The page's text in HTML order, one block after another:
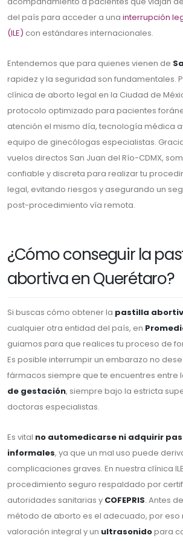
del país para acceder a una interrupción
(ILE) con estándares internacionales.
Entendemos que para quienes vienen de
rapidez y la seguridad son fundamentales.
clínica de aborto legal en la Ciudad de
protocolo optimizado para pacientes
atención el mismo día, tecnología médica
equipo de ginecólogas especialistas.
vuelos directos San Juan del Río-CDMX,
confiable y discreta para realizar tu
legal, evitando riesgos y asegurando un
post-procedimiento vía remota.
¿Cómo conseguir la
abortiva en Querétaro?
Si buscas cómo obtener la pastilla
cualquier otra entidad del país, en
guiamos para que realices tu proceso de
Es posible interrumpir un embarazo no
fármacos siempre que te encuentres entre
de gestación, siempre bajo la estricta
doctoras especialistas.
Es vital no automedicarse ni adquirir
informales, ya que un mal uso puede
complicaciones graves. En nuestra clínica
procedimiento seguro respaldado por
autoridades sanitarias y COFEPRIS. Antes
método de aborto es el adecuado, por eso
valoración integral y un ultrasonidopara